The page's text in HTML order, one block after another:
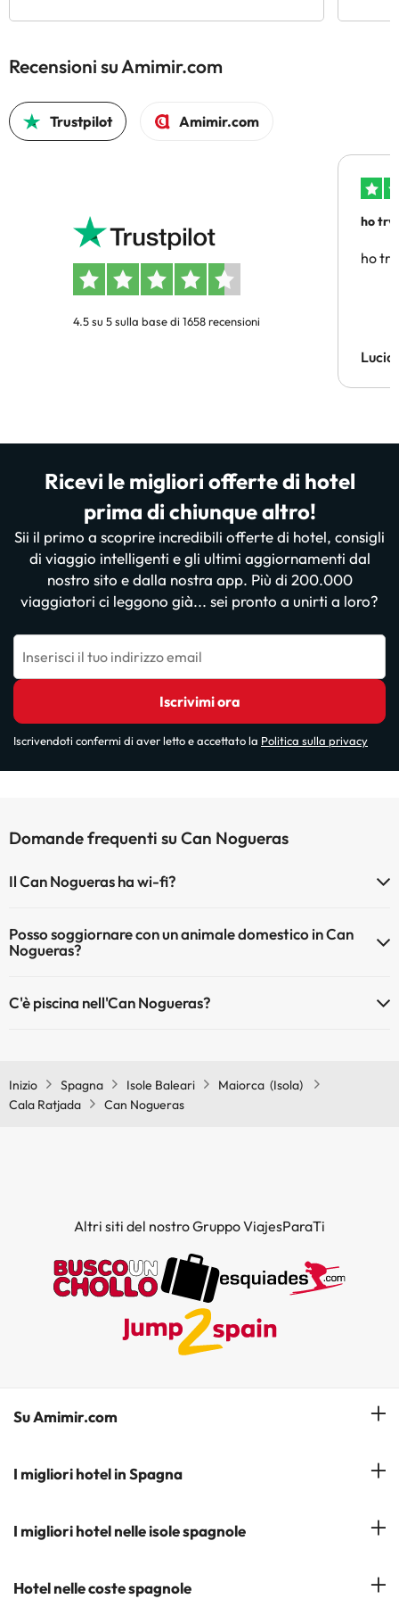
Recensioni su Amimir.com
Trustpilot Amimir.com
4.5 su 5 sulla base di 1658 recensioni
ho
ho
Lucia
Ricevi le migliori offerte di hotel
prima di chiunque altro!
Sii il primo a scoprire incredibili offerte di hotel, consigli
di viaggio intelligenti e gli ultimi aggiornamenti dal
nostro sito e dalla nostra app. Più di 200.000
viaggiatori ci leggono già... sei pronto a unirti a loro?
Inserisci il tuo indirizzo email
Iscrivimi ora
Iscrivendoti confermi di aver letto e accettato la Politica sulla privacy
Domande frequenti su Can Nogueras
Il Can Nogueras ha wi-fi?
Posso soggiornare con un animale domestico in Can
Nogueras?
C'è piscina nell'Can Nogueras?
Piscina all'aperto (stagione estiva)
Inizio Spagna Isole Baleari
Maiorca (Isola)
Cala Ratjada
Can Nogueras
Altri siti del nostro Gruppo ViajesParaTi
Su Amimir.com
Il Nostro Team
Iscrivetevi alla nostra newsletter
I migliori hotel in Spagna
Hotel a Salou
I migliori hotel nelle isole spagnole
Hotel a Tenerife
Hotel nelle coste spagnole